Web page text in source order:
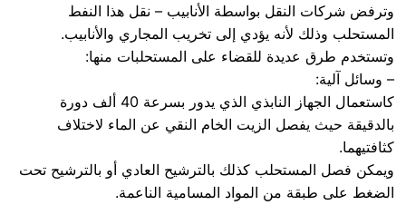
وترفض شركات النقل بواسطة الأنابيب – نقل هذا النفط
المستحلب وذلك لأنه يؤدي إلى تخريب المجاري والأنابيب.
وتستخدم طرق عديدة للقضاء على المستحلبات منها:
– وسائل آلية:
كاستعمال الجهاز النابذي الذي يدور بسرعة 40 ألف دورة
بالدقيقة حيث يفصل الزيت الخام النقي عن الماء لاختلاف
كثافتيهما.
ويمكن فصل المستحلب كذلك بالترشيح العادي أو بالترشيح تحت
الضغط على طبقة من المواد المسامية الناعمة.